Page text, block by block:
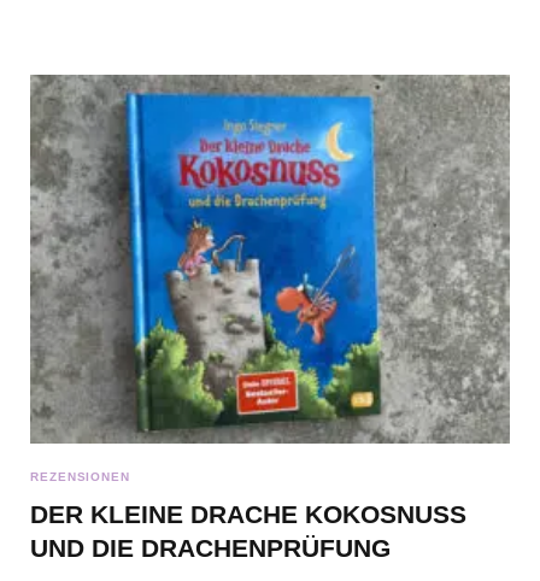
b
o
o
k
t
e
r
a
g
r
a
m
e
e
s
t
REZENSIONEN
DER KLEINE DRACHE KOKOSNUSS
UND DIE DRACHENPRÜFUNG